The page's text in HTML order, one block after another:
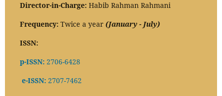
Director-in-Charge: Habib Rahman Rahmani
Frequency: Twice a year (January - July)
ISSN:
p-ISSN:2706-6428
e-ISSN:2707-7462